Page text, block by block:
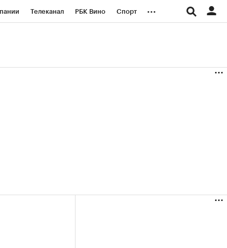
Телеканал РБК Вино Спорт ...